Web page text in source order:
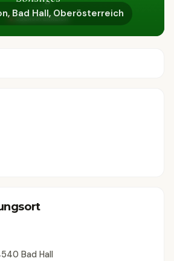
Bad Hall, Oberösterreich
Bad Hall